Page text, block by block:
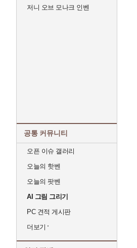
저니 오브 모나크 인벤
공통 커뮤니티
오픈 이슈 갤러리
오늘의 핫벤
오늘의 팟벤
AI 그림 그리기
PC 견적 게시판
더보기